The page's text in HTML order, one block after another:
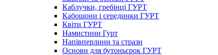
Каблучки, гребінці ГУРТ
Кабошони і серединки ГУРТ
Квіти ГУРТ
Намистини Гурт
Напівперлини та стрази
Основи для бутоньєрок ГУРТ